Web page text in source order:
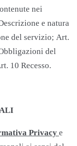
nei
e natura
del servizio; Art.
del
10 Recesso.
Privacy e